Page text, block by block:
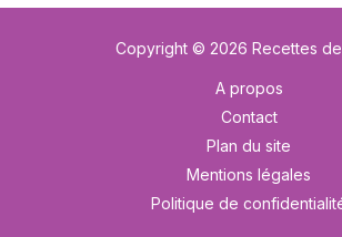
Copyright © 2026 Recettes
A propos
Contact
Plan du site
Mentions légales
Politique de